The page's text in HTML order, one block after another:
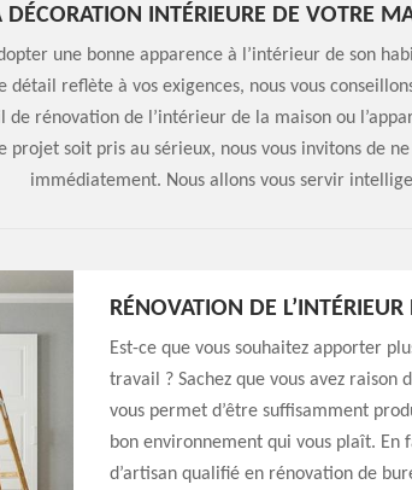
DÉCORATION INTÉRIEURE DE VOTRE
une bonne apparence à l’intérieur de son
détail reflète à vos exigences, nous vous
de rénovation de l’intérieur de la maison ou
projet soit pris au sérieux, nous vous invitons de
immédiatement. Nous allons vous servir
RÉNOVATION DE
Est-ce que vous souhaitez apporter
travail ? Sachez que vous avez
vous permet d’être suffisamment
bon environnement qui vous plaît. En
d’artisan qualifié en rénovation de